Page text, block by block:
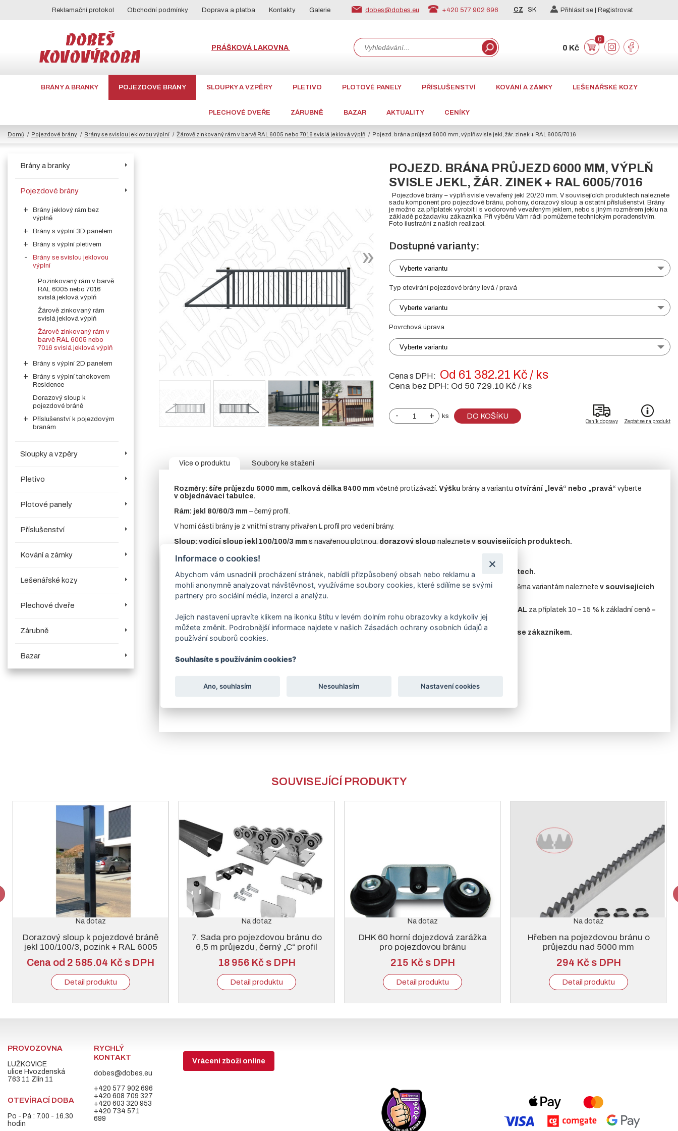
Reklamační protokol Obchodní podmínky Doprava a platba Kontakty Galerie dobes@dobes.eu +420 577 902 696 CZ SK Přihlásit se | Registrovat
PRÁŠKOVÁ LAKOVNA 0 Kč
0
BRÁNY A BRANKY POJEZDOVÉ BRÁNY SLOUPKY A VZPĚRY PLETIVO PLOTOVÉ PANELY PŘÍSLUŠENSTVÍ KOVÁNÍ A ZÁMKY LEŠENÁŘSKÉ KOZY
PLECHOVÉ DVEŘE ZÁRUBNĚ BAZAR AKTUALITY CENÍKY
Domů Pojezdové brány Brány se svislou jeklovou výplní Žárově zinkovaný rám v barvě RAL 6005 nebo 7016 svislá jeklová výplň Pojezd. brána průjezd 6000 mm, výplň svisle jekl, žár. zinek + RAL 6005/7016
Brány a branky
Pojezdové brány
Brány jeklový rám bez
výplně
Brány s výplní 3D panelem
Brány s výplní pletivem
Brány se svislou jeklovou
výplní
Pozinkovaný rám v barvě
RAL 6005 nebo 7016
svislá jeklová výplň
Žárově zinkovaný rám
svislá jeklová výplň
Žárově zinkovaný rám v
barvě RAL 6005 nebo
7016 svislá jeklová výplň
Brány s výplní 2D panelem
Brány s výplní tahokovem
Residence
Dorazový sloup k
pojezdové bráně
Příslušenství k pojezdovým
branám
Sloupky a vzpěry
Pletivo
Plotové panely
Příslušenství
Kování a zámky
Lešenářské kozy
Plechové dveře
Zárubně
Bazar
POJEZD. BRÁNA PRŮJEZD 6000 MM, VÝPLŇ
SVISLE JEKL, ŽÁR. ZINEK + RAL 6005/7016
Pojezdové brány – výplň svisle vevařený jekl 20/20 mm. V souvisejících produktech naleznete
sadu komponent pro pojezdové bránu, pohony, dorazový sloup a ostatní příslušenství. Brány
je možno za příplatek vyrobit i s vodorovně vevařeným jeklem, nebo s jiným rozměrem jeklu na
základě požadavku zákazníka. Při výběru Vám rádi pomůžeme technickým poradenstvím.
Foto ilustrační z našich realizací.
Dostupné varianty:
Vyberte variantu
Typ otevírání pojezdové brány levá / pravá
Vyberte variantu
Povrchová úprava
Vyberte variantu
Cena s DPH: Od 61 382.21 Kč / ks
Cena bez DPH: Od 50 729.10 Kč / ks
- + ks DO KOŠÍKU
Ceník dopravy Zeptat se na produkt
Více o produktu Soubory ke stažení
Rozměry: šíře průjezdu 6000 mm, celková délka 8400 mm včetně protizávaží. Výšku brány a variantu otvírání „levá“ nebo „pravá“ vyberte
v objednávací tabulce.
Rám: jekl 80/60/3 mm – černý profil.
V horní části brány je z vnitřní strany přivařen L profil pro vedení brány.
Sloup: vodící sloup jekl 100/100/3 mm s navařenou plotnou, dorazový sloup naleznete v souvisejících produktech.
Výplň: svisle vevařenýjekl
Sada komponent pro pojezdovou bránunení součástí ceny brány, naleznetev souvisejících produktech.
Zavírací mechanismus:není součástí, bránu lze ovládat pomocí pohonu nebo ručně.Příslušenství k oběma variantám naleznete v souvisejících
produktech.V případě ručně vedené brány možnost zamykání visacím zámkem.
jiná RAL za příplatek 10 – 15 % k základní ceně –
vyberte v objednávací tabulce:
Dostupnost:cca 4 – 6 týdnů.Technické detaily pro výrobu brány jsou vždy předem konzultovány se zákazníkem.
SOUVISEJÍCÍ PRODUKTY
Na dotaz
Dorazový sloup k pojezdové bráně
jekl 100/100/3, pozink + RAL 6005
nebo 7016
Cena od 2 585.04 Kč s DPH
Detail produktu
Na dotaz
7. Sada pro pojezdovou bránu do
6,5 m průjezdu, černý „C“ profil
18 956 Kč s DPH
Detail produktu
Na dotaz
DHK 60 horní dojezdová zarážka
pro pojezdovou bránu
215 Kč s DPH
Detail produktu
Na dotaz
Hřeben na pojezdovou bránu o
průjezdu nad 5000 mm
294 Kč s DPH
Detail produktu
PROVOZOVNA
LUŽKOVICE
ulice Hvozdenská
763 11 Zlín 11
OTEVÍRACÍ DOBA
Po - Pá : 7.00 - 16.30
hodin
RYCHLÝ
KONTAKT
dobes@dobes.eu
+420 577 902 696
+420 608 709 327
+420 603 320 953
+420 734 571
699
Vrácení zboží online
Informace o cookies!
Abychom vám usnadnili procházení stránek, nabídli přizpůsobený obsah nebo reklamu a
mohli anonymně analyzovat návštěvnost, využíváme soubory cookies, které sdílíme se svými
partnery pro sociální média, inzerci a analýzu.
Jejich nastavení upravíte klikem na ikonku štítu v levém dolním rohu obrazovky a kdykoliv jej
můžete změnit. Podrobnější informace najdete v našich Zásadách ochrany osobních údajů a
používání souborů cookies.
Souhlasíte s používáním cookies?
Ano, souhlasím Nesouhlasím Nastavení cookies